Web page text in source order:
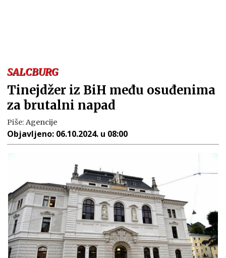
SALCBURG
Tinejdžer iz BiH među osuđenima
za brutalni napad
Piše: Agencije
Objavljeno: 06.10.2024. u 08:00